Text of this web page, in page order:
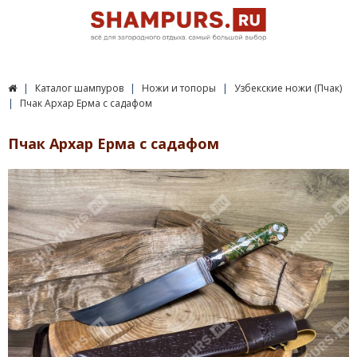
Каталог шампуров Ножи и топоры
Узбекские ножи (Пчак)
Пчак Архар Ерма с садафом
Пчак Архар Ерма с садафом